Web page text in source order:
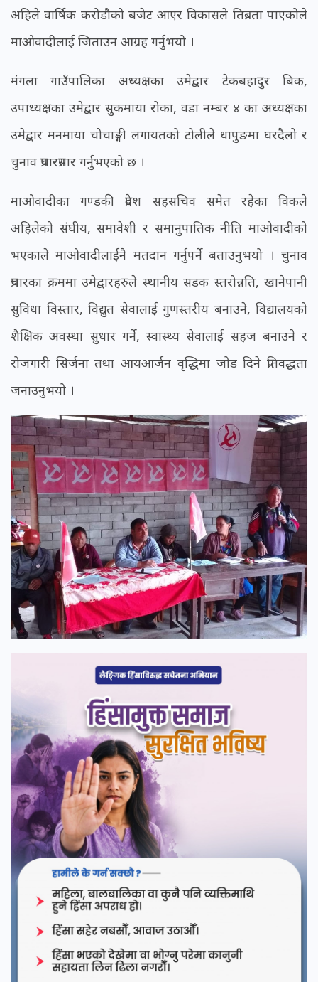
अहिले वार्षिक करोडौको बजेट आएर विकासले तिब्रता पाएकोले
माओवादीलाई जिताउन आग्रह गर्नुभयो ।
मंगला गाउँपालिका अध्यक्षका उमेद्वार टेकबहादुर बिक,
उपाध्यक्षका उमेद्वार सुकमाया रोका, वडा नम्बर ४ का अध्यक्षका
उमेद्वार मनमाया चोचाङ्गी लगायतको टोलीले धापुङमा घरदैलो र
चुनाव प्रचारप्रसार गर्नुभएको छ ।
माओवादीका गण्डकी प्रदेश सहसचिव समेत रहेका विकले
अहिलेको संघीय, समावेशी र समानुपातिक नीति माओवादीको
भएकाले माओवादीलाईनै मतदान गर्नुपर्ने बताउनुभयो । चुनाव
प्रचारका क्रममा उमेद्वारहरुले स्थानीय सडक स्तरोन्नति, खानेपानी
सुविधा विस्तार, विद्युत सेवालाई गुणस्तरीय बनाउने, विद्यालयको
शैक्षिक अवस्था सुधार गर्ने, स्वास्थ्य सेवालाई सहज बनाउने र
रोजगारी सिर्जना तथा आयआर्जन वृद्धिमा जोड दिने प्रतिवद्धता
जनाउनुभयो ।